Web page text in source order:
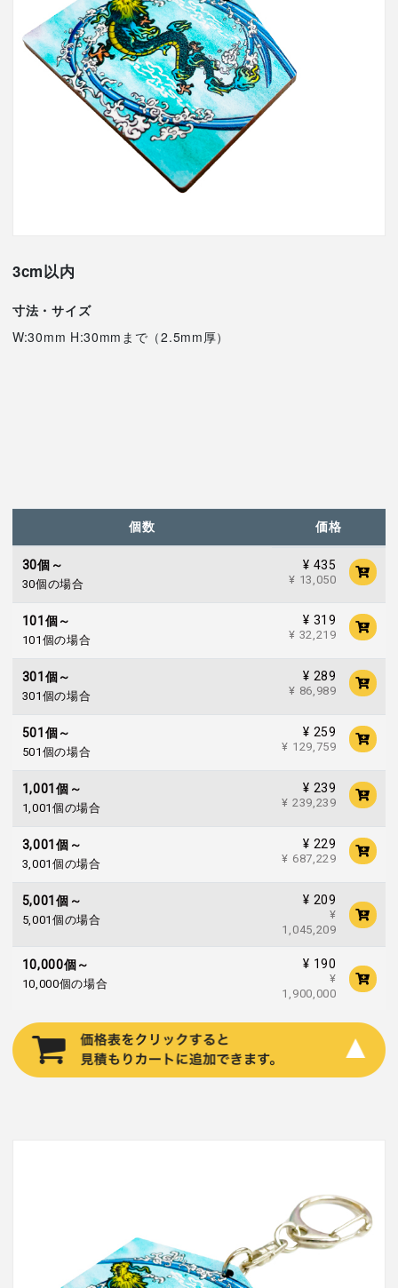
3cm以内
寸法・サイズ
W:30mm H:30mmまで（2.5mm厚）
個数 価格
30個～
30個の場合
¥ 435
¥ 13,050
101個～
101個の場合
¥ 319
¥ 32,219
301個～
301個の場合
¥ 289
¥ 86,989
501個～
501個の場合
¥ 259
¥ 129,759
1,001個～
1,001個の場合
¥ 239
¥ 239,239
3,001個～
3,001個の場合
¥ 229
¥ 687,229
5,001個～
5,001個の場合
¥ 209
¥
1,045,209
10,000個～
10,000個の場合
¥ 190
¥
1,900,000